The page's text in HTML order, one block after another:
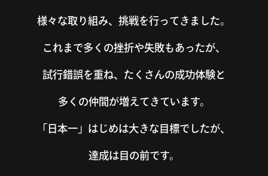
様々な取り組み、挑戦を行ってきました。
これまで多くの挫折や失敗もあったが、
試行錯誤を重ね、たくさんの成功体験と
多くの仲間が増えてきています。
「日本一」はじめは大きな目標でしたが、
達成は目の前です。